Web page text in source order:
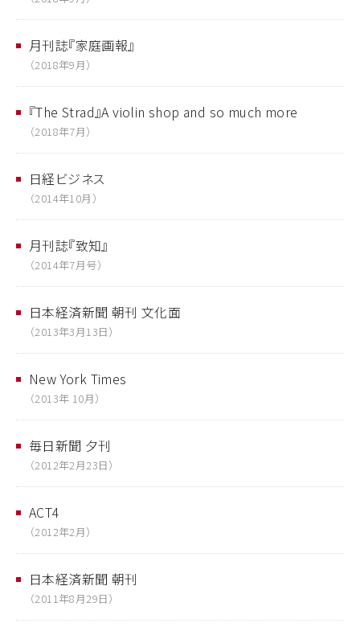
月刊誌『家庭画報』
（2018年9月）
『The Strad』A violin shop and so much more
（2018年7月）
日経ビジネス
（2014年10月）
月刊誌『致知』
（2014年7月号）
日本経済新聞 朝刊 文化面
（2013年3月13日）
New York Times
（2013年 10月）
毎日新聞 夕刊
（2012年2月23日）
ACT4
（2012年2月）
日本経済新聞 朝刊
（2011年8月29日）